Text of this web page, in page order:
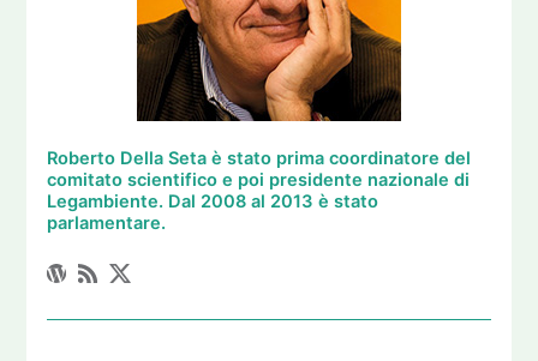
Roberto Della Seta è stato prima coordinatore del
comitato scientifico e poi presidente nazionale di
Legambiente. Dal 2008 al 2013 è stato
parlamentare.